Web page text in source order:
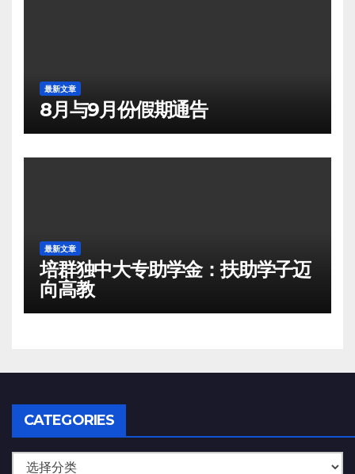
最新文章
8月与9月份假期通告
最新文章
培群独中大专助学金：扶助学子迈
向高教
CATEGORIES